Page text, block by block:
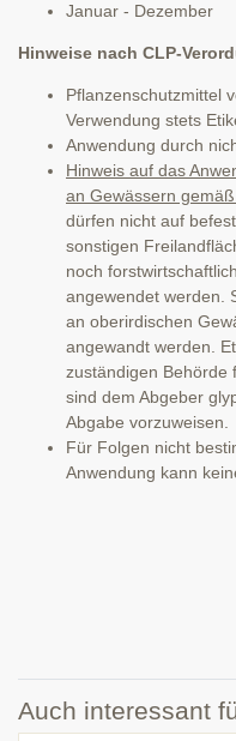
Januar - Dezember
Hinweise nach CLP-
Pflanzenschutzmittel
Verwendung stets
Anwendung durch
Hinweis auf das
an Gewässern
dürfen nicht auf
sonstigen
noch
angewendet werden.
an oberirdischen
angewandt werden.
zuständigen Behörde
sind dem Abgeber
Abgabe vorzuweisen.
Für Folgen nicht
Anwendung kann
Auch interessant